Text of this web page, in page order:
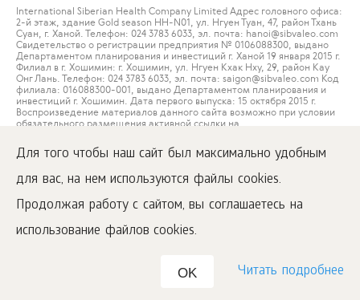
Для того чтобы наш сайт был максимально удобным
для вас, на нем используются файлы cookies.
Продолжая работу с сайтом, вы соглашаетесь на
использование файлов cookies.
OK Читать подробнее
International Siberian Health Company Limited Адрес головного офиса:
2-й этаж, здание Gold season HH-N01, ул. Нгуен Туан, 47, район Тхань
Суан, г. Ханой. Телефон: 024 3783 6033, эл. почта: hanoi@sibvaleo.com
Свидетельство о регистрации предприятия № 0106088300, выдано
Департаментом планирования и инвестиций г. Ханой 19 января 2015 г.
Филиал в г. Хошимин: г. Хошимин, ул. Нгуен Кхак Нху, 29, район Кау
Онг Лань. Телефон: 024 3783 6033, эл. почта: saigon@sibvaleo.com Код
филиала: 016088300-001, выдано Департаментом планирования и
инвестиций г. Хошимин. Дата первого выпуска: 15 октября 2015 г.
Воспроизведение материалов данного сайта возможно при условии
обязательного размещения активной ссылки на
Пользовательское соглашение
Политика конфиденциальности
Правила торговли